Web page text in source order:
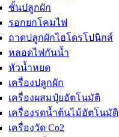
ชั้นปลูกผัก
รอกยกโคมไฟ
ถาดปลูกผักไฮโดรโปนิกส์
หลอดไฟกันน้ำ
หัวน้ำหยด
เครื่องปลูกผัก
เครื่องผสมปุ๋ยอัตโนมัติ
เครื่องรดน้ำต้นไม้อัตโนมัติ
เครื่องวัด Co2